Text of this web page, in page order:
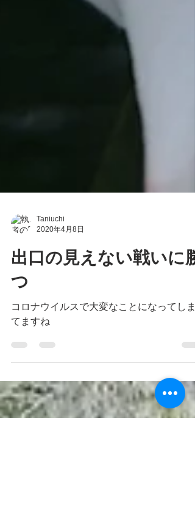
Taniuchi
出口の見えない戦いに勝
つ
コロナウイルスで大変なことになってしま
てますね